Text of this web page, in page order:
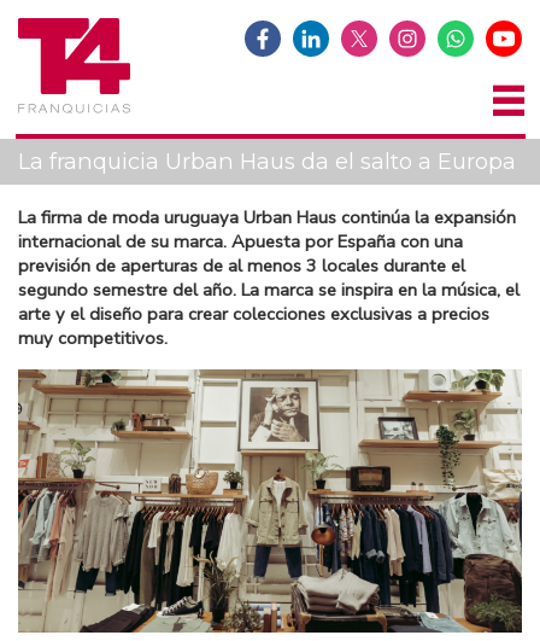
La franquicia Urban Haus da el salto a Europa
La firma de moda uruguaya Urban Haus continúa la expansión
internacional de su marca. Apuesta por España con una
previsión de aperturas de al menos 3 locales durante el
segundo semestre del año. La marca se inspira en la música, el
arte y el diseño para crear colecciones exclusivas a precios
muy competitivos.